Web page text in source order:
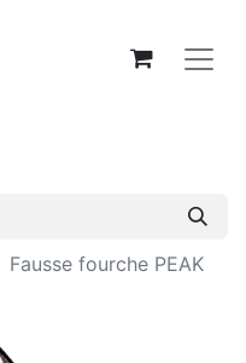
Fausse fourche PEAK